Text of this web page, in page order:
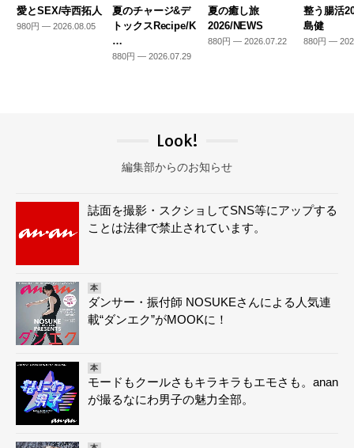
愛とSEX/寺西拓人
980円 — 2026.08.05
夏のチャージ&デ
トックスRecipe/K
…
880円 — 2026.07.29
夏の癒し旅
2026/NEWS
880円 — 2026.07.22
整う腸活
島健
880円 —
Look!
編集部からのお知らせ
誌面を撮影・スクショしてSNS等にアップする
ことは法律で禁止されています。
本
ダンサー・振付師 NOSUKEさんによる人気連
載“ダンエク”がMOOKに！
本
モードもクールさもキラキラもエモさも。anan
が撮るなにわ男子の魅力全部。